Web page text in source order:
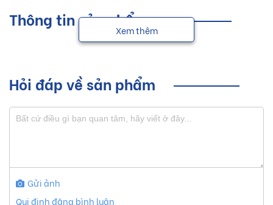
Thông tin sản phẩm
Xem thêm
Hỏi đáp về sản phẩm
Gửi ảnh
Qui định đăng bình luận